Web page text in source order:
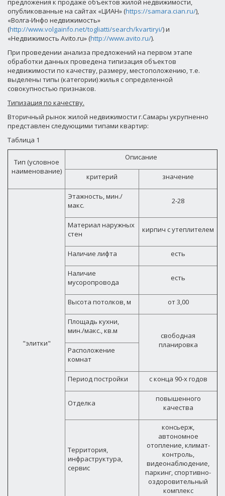
предложения к продаже объектов жилой недвижимости,
опубликованные на сайтах «ЦИАН» (https://samara.cian.ru/),
«Волга-Инфо недвижимость»
(http://www.volgainfo.net/togliatti/search/kvartiryi/) и
«Недвижимость Avito.ru» (http://www.avito.ru/).
При проведении анализа предложений на первом этапе
обработки данных проведена типизация объектов
недвижимости по качеству, размеру, местоположению, т.е.
выделены типы (категории) жилья с определенной
совокупностью признаков.
Типизация по качеству.
Вторичный рынок жилой недвижимости г.Самары укрупненно
представлен следующими типами квартир:
Таблица 1
Тип (условное
наименование)
Описание
критерий значение
"элитки"
Этажность, мин./
макс.
2-28
Материал наружных
стен
кирпич с утеплителем
Наличие лифта есть
Наличие
мусоропровода
есть
Высота потолков, м от 3,00
Площадь кухни,
мин./макс., кв.м
свободная
планировка
Расположение
комнат
Период постройки с конца 90-х годов
Отделка
повышенного
качества
Территория,
инфраструктура,
сервис
консьерж,
автономное
отопление, климат-
контроль,
видеонаблюдение,
паркинг, спортивно-
оздоровительный
комплекс